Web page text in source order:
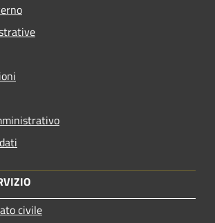
civile